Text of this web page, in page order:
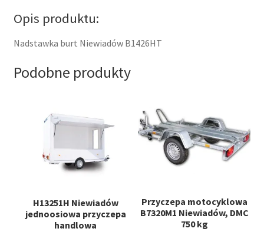
Opis produktu:
Nadstawka burt Niewiadów B1426HT
Podobne produkty
H13251H Niewiadów
jednoosiowa przyczepa
handlowa
Przyczepa motocyklowa
B7320M1 Niewiadów, DMC
750 kg